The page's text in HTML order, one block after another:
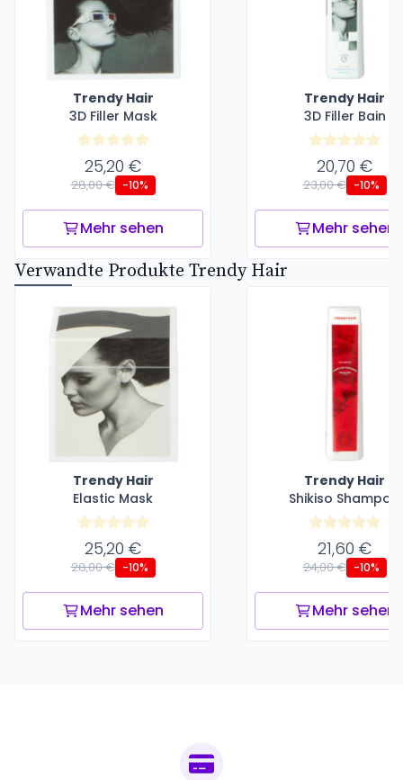
Trendy Hair
3D Filler Mask
25,20 €
28,00 € -10%
Mehr sehen
Trendy Hair
3D Filler Bain
20,70 €
23,00 € -10%
Mehr sehen
Verwandte Produkte Trendy Hair
Trendy Hair
Elastic Mask
25,20 €
28,00 € -10%
Mehr sehen
Trendy Hair
Shikiso Shampoo
21,60 €
24,00 € -10%
Mehr sehen